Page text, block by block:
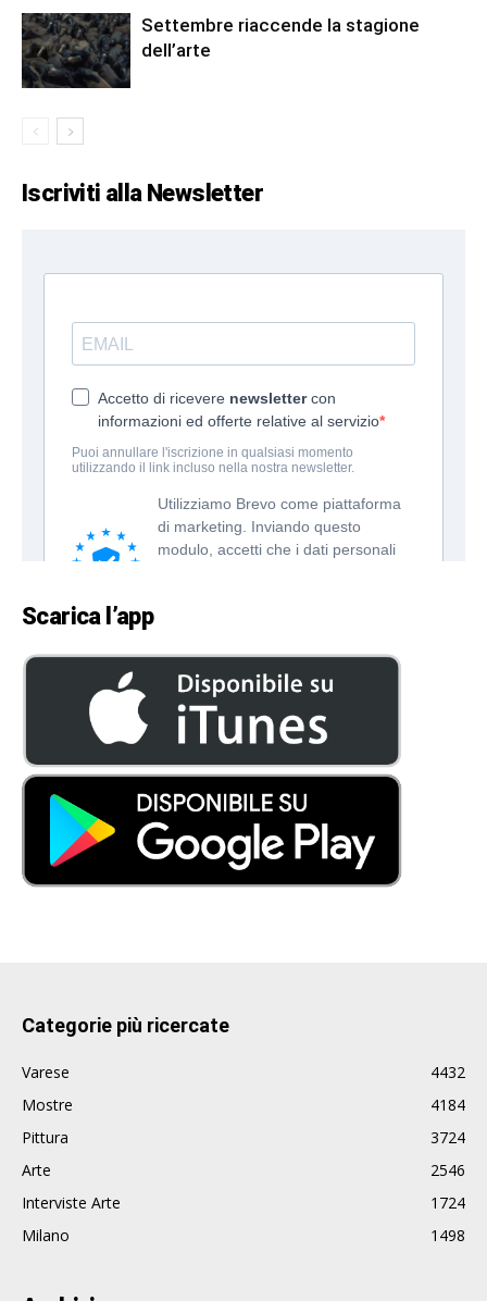
Settembre riaccende la stagione
dell’arte
Iscriviti alla Newsletter
Scarica l’app
Categorie più ricercate
Varese
4432
Mostre
4184
Pittura
3724
Arte
2546
Interviste Arte
1724
Milano
1498